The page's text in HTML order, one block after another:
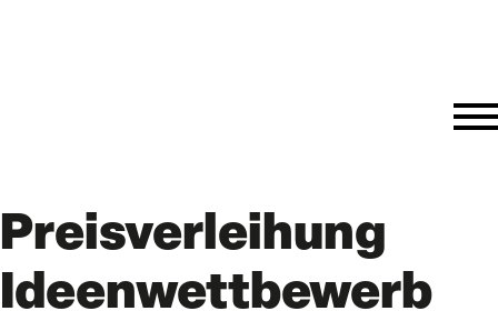
Preisverleihung
Ideenwettbewerb